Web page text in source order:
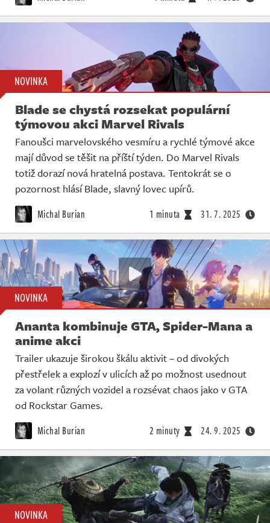
NOVINKA
Blade se chystá rozsekat populární
týmovou akci Marvel Rivals
Fanoušci marvelovského vesmíru a rychlé týmové akce
mají důvod se těšit na příští týden. Do Marvel Rivals
totiž dorazí nová hratelná postava. Tentokrát se o
pozornost hlásí Blade, slavný lovec upírů.
Michal Burian 1 minuta 31. 7. 2025
NOVINKA
Ananta kombinuje GTA, Spider-Mana a
anime akci
Trailer ukazuje širokou škálu aktivit – od divokých
přestřelek a explozí v ulicích až po možnost usednout
za volant různých vozidel a rozsévat chaos jako v GTA
od Rockstar Games.
Michal Burian 2 minuty 24. 9. 2025
NOVINKA